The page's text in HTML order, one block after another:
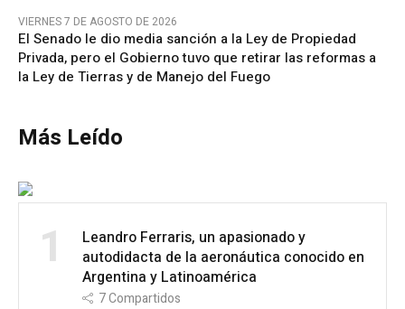
VIERNES 7 DE AGOSTO DE 2026
El Senado le dio media sanción a la Ley de Propiedad
Privada, pero el Gobierno tuvo que retirar las reformas a
la Ley de Tierras y de Manejo del Fuego
Más Leído
1
Leandro Ferraris, un apasionado y
autodidacta de la aeronáutica conocido en
Argentina y Latinoamérica
7Compartidos